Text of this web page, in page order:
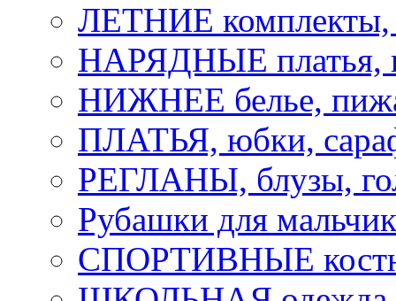
ЛЕТНИЕ комплекты,
НАРЯДНЫЕ
НИЖНЕЕ белье,
ПЛАТЬЯ, юбки,
РЕГЛАНЫ, блузы,
Рубашки для
СПОРТИВНЫЕ